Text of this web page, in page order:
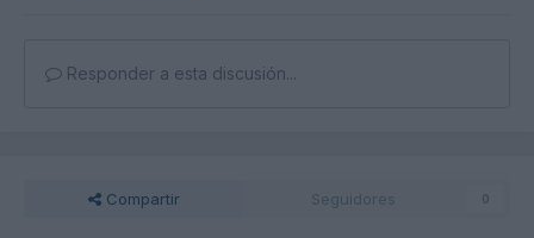
Responder a esta discusión...
Compartir Seguidores 0